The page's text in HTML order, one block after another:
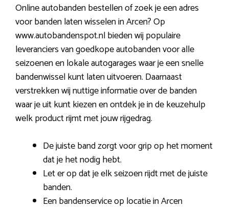
Online autobanden bestellen of zoek je een adres
voor banden laten wisselen in Arcen? Op
www.autobandenspot.nl bieden wij populaire
leveranciers van goedkope autobanden voor alle
seizoenen en lokale autogarages waar je een snelle
bandenwissel kunt laten uitvoeren. Daarnaast
verstrekken wij nuttige informatie over de banden
waar je uit kunt kiezen en ontdek je in de keuzehulp
welk product rijmt met jouw rijgedrag.
De juiste band zorgt voor grip op het moment
dat je het nodig hebt.
Let er op dat je elk seizoen rijdt met de juiste
banden.
Een bandenservice op locatie in Arcen